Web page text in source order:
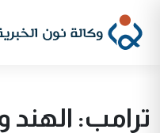
ترامب: الهند